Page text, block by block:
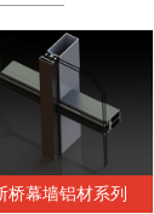
桥幕墙铝材系列